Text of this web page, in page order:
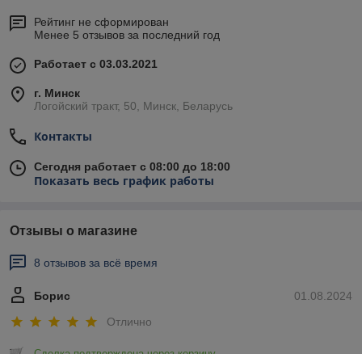
Рейтинг не сформирован
Менее 5 отзывов за последний год
Работает с 03.03.2021
г. Минск
Логойский тракт, 50, Минск, Беларусь
Контакты
Сегодня работает с 08:00 до 18:00
Показать весь график работы
Отзывы о магазине
8 отзывов за всё время
01.08.2024
Борис
Отлично